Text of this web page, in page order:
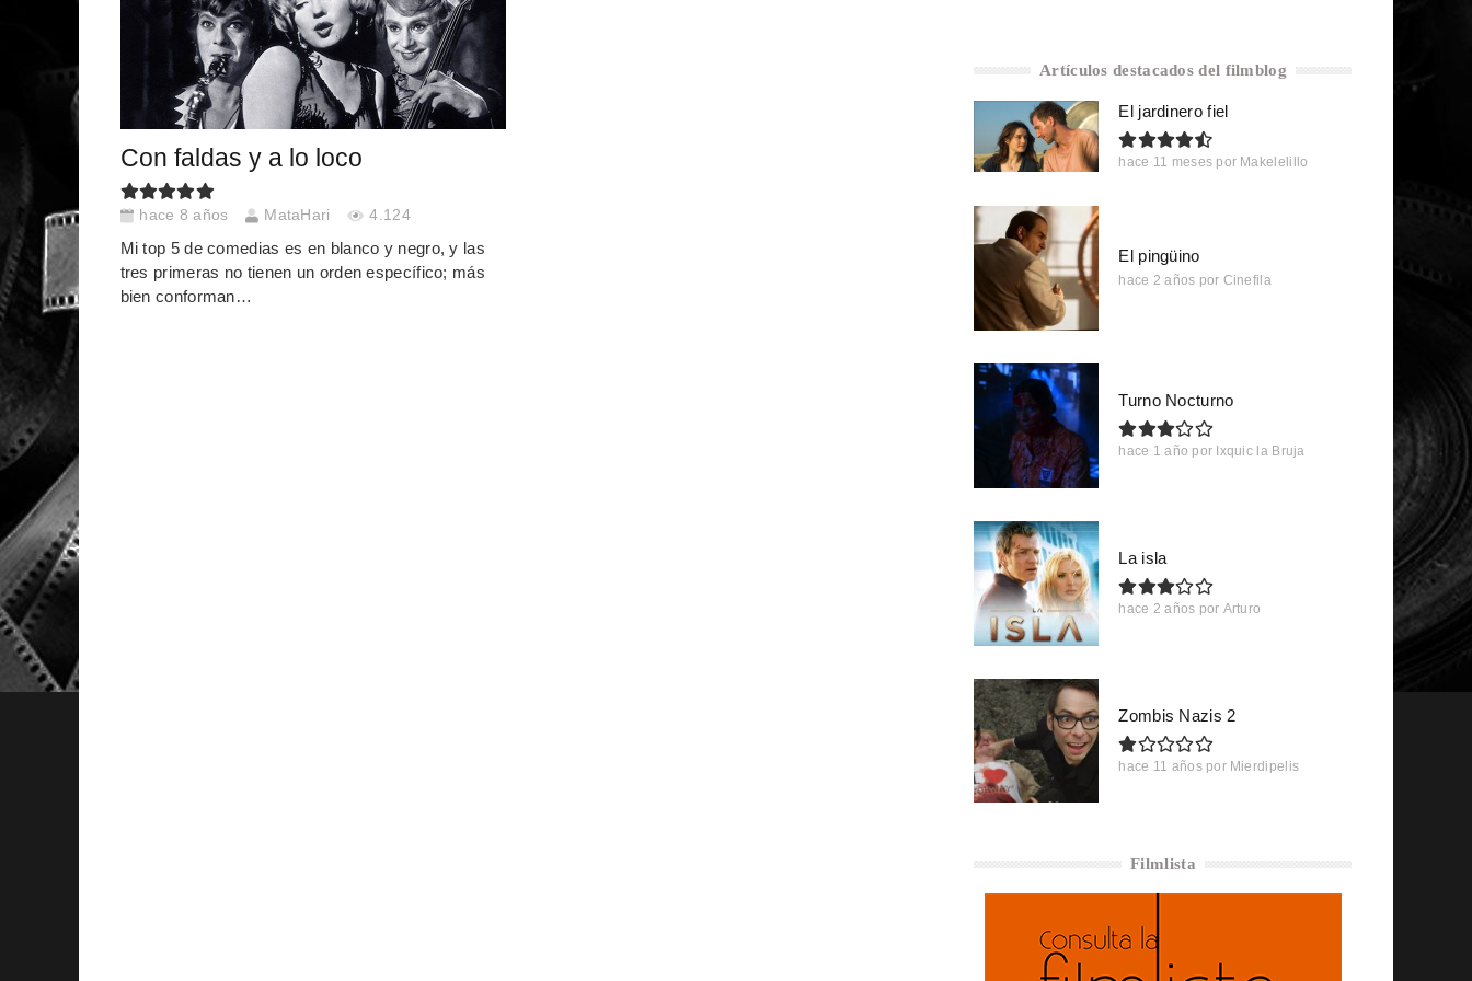
Con faldas y a lo loco
hace 8 años MataHari 4.124
Mi top 5 de comedias es en blanco y negro, y las
tres primeras no tienen un orden específico; más
bien conforman…
Artículos destacados del filmblog
El jardinero fiel
hace 11 meses por Makelelillo
El pingüino
hace 2 años por Cinefila
Turno Nocturno
hace 1 año por Ixquic la Bruja
La isla
hace 2 años por Arturo
Zombis Nazis 2
hace 11 años por Mierdipelis
Filmlista